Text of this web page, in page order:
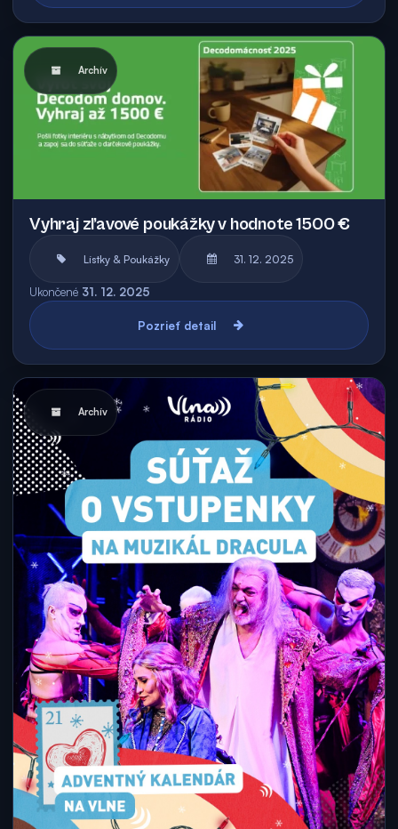
Archív
Vyhraj zľavové poukážky v hodnote 1500 €
Lístky & Poukážky 31. 12. 2025
Ukončené 31. 12. 2025
Pozrieť detail
Archív